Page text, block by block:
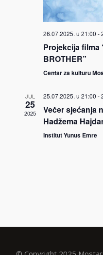
26.07.2025. u 21:00 -
Projekcija filma
BROTHER”
Centar za kulturu
JUL
25
2025
25.07.2025. u 21:00 -
Večer sjećanja
Hadžema
Institut Yunus Emre